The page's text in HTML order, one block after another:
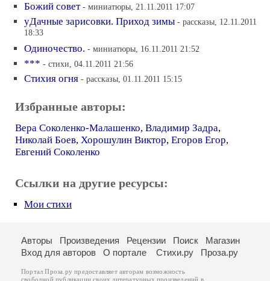
Божий совет - миниатюры, 21.11.2011 17:07
уДачные зарисовки. Приход зимы - рассказы, 12.11.2011
18:33
Одиночество. - миниатюры, 16.11.2011 21:52
*** - стихи, 04.11.2011 21:56
Стихия огня - рассказы, 01.11.2011 15:15
Избранные авторы:
Вера Соколенко-Малашенко, Владимир Задра,
Николай Боев, Хорошулин Виктор, Егоров Егор,
Евгений Соколенко
Ссылки на другие ресурсы:
Мои стихи
Авторы Произведения Рецензии Поиск
Магазин
Вход для авторов
О портале Стихи.ру Проза.ру
Портал Проза.ру предоставляет авторам возможность
свободной публикации своих литературных произведений в